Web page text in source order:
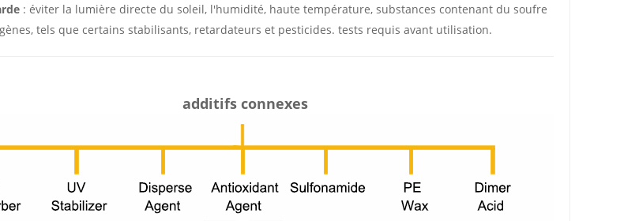
: éviter la lumière directe du soleil, l'humidité, haute température, substances contenant du soufre
tels que certains stabilisants, retardateurs et pesticides. tests requis avant utilisation.
additifs connexes